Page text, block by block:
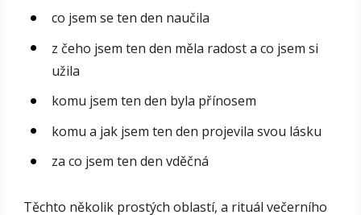
co jsem se ten den naučila
z čeho jsem ten den měla radost a co jsem si
užila
komu jsem ten den byla přínosem
komu a jak jsem ten den projevila svou lásku
za co jsem ten den vděčná
Těchto několik prostých oblastí, a rituál večerního